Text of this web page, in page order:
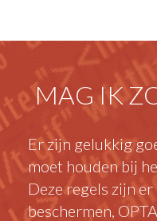
MAG IK
Er zijn gelukkig
moet houden bij
Deze regels zijn
beschermen,